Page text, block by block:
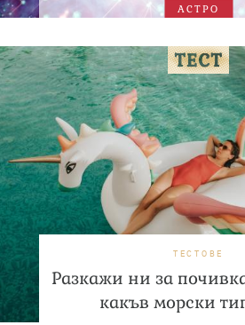
АСТРО
ТЕСТОВЕ
Разкажи ни за
какъв морски